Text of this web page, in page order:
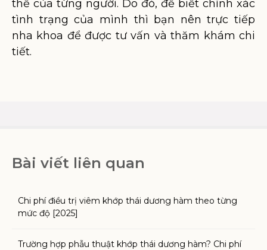
thể của từng người. Do đó, để biết chính xác
tình trạng của mình thì bạn nên trực tiếp
nha khoa để được tư vấn và thăm khám chi
tiết.
Bài viết liên quan
Chi phí điều trị viêm khớp thái dương hàm theo từng
mức độ [2025]
Trường hợp phẫu thuật khớp thái dương hàm? Chi phí